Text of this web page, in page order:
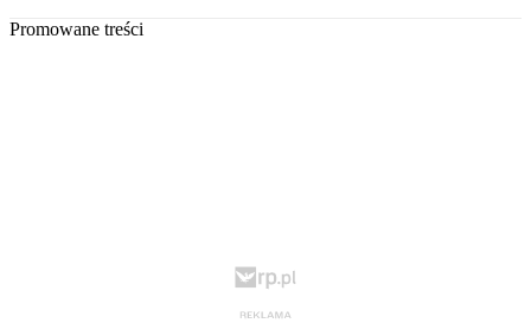
Promowane treści